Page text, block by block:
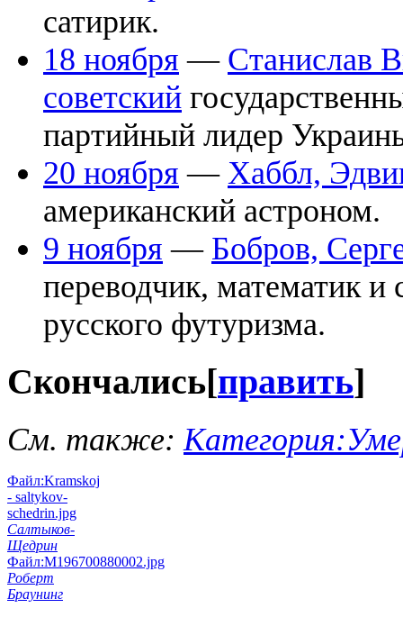
сатирик.
18 ноября — Станислав
советский
партийный лидер
20 ноября — Хаббл,
американский астроном.
9 ноября — Бобров,
переводчик, математик и
русского футуризма.
Скончались[править]
См. также:
Файл:Kramskoj
- saltykov-
schedrin.jpg
Салтыков-
Щедрин
Файл:M196700880002.jpg
Роберт
Браунинг